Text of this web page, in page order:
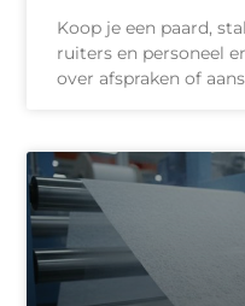
Koop je een paard,
ruiters en personeel
over afspraken of